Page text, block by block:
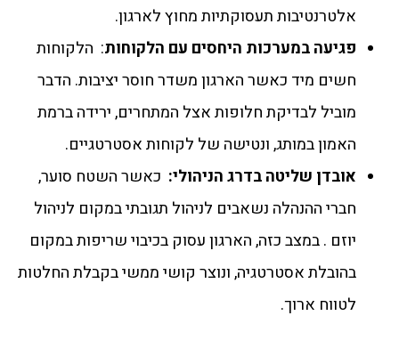
אלטרנטיבות תעסוקתיות מחוץ לארגון.
פגיעה במערכות היחסים עם הלקוחות: הלקוחות
חשים מיד כאשר הארגון משדר חוסר יציבות. הדבר
מוביל לבדיקת חלופות אצל המתחרים, ירידה ברמת
האמון במותג, ונטישה של לקוחות אסטרטגיים.
אובדן שליטה בדרג הניהולי: כאשר השטח סוער,
חברי ההנהלה נשאבים לניהול תגובתי במקום לניהול
יוזם . במצב כזה, הארגון עסוק בכיבוי שריפות במקום
בהובלת אסטרטגיה, ונוצר קושי ממשי בקבלת החלטות
לטווח ארוך.